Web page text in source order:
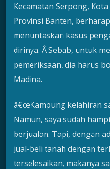
Kecamatan Serpong,
Provinsi Banten,
menuntaskan kasus
dirinya. Â Sebab, untuk
pemeriksaan, dia harus
Madina.
â€œKampung kelahiran
Namun, saya sudah
berjualan. Tapi, dengan
jual-beli tanah dengan
terselesaikan, makanya